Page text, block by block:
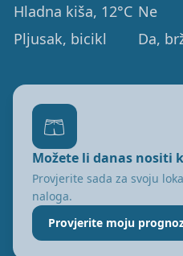
Hladna kiša, 12°C Ne
Pljusak, bicikl
Da,
🩳
Možete li danas nositi
Provjerite sada za svoju
naloga.
Provjerite moju